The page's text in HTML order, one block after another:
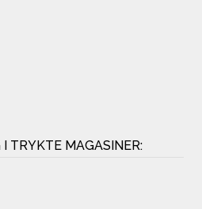
TRYKTE MAGASINER: